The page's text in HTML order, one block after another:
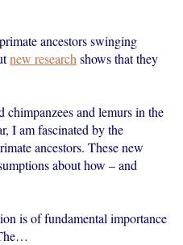
ancestors swinging
new research shows that they
chimpanzees and lemurs in the
I am fascinated by the
ancestors. These new
about how – and
is of fundamental importance